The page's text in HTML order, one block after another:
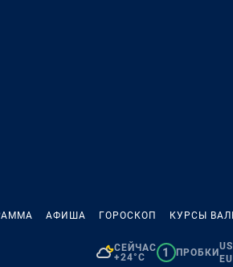
АФИША ГОРОСКОП КУРСЫ
СЕЙЧАС
+24°C
1 ПРОБКИ